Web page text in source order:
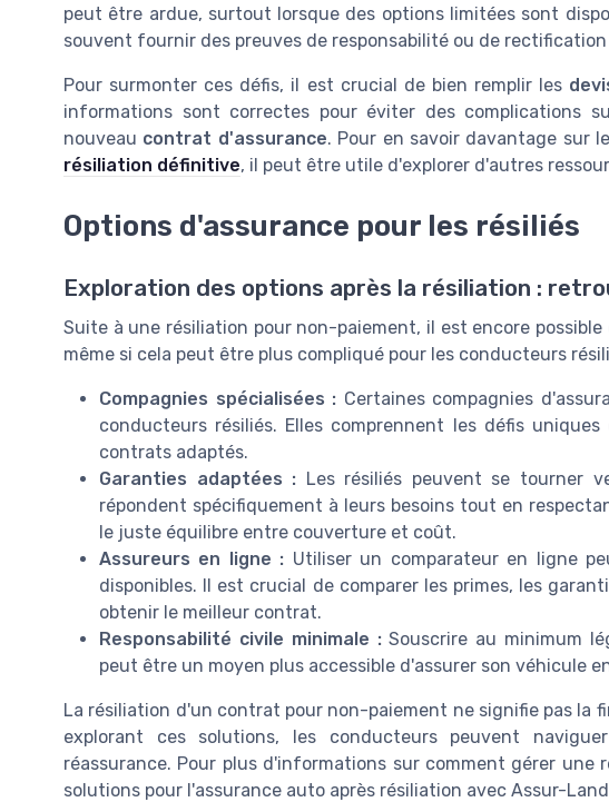
peut être ardue, surtout lorsque des options limitées sont
souvent fournir des preuves de responsabilité ou de
Pour surmonter ces défis, il est crucial de bien remplir les
informations sont correctes pour éviter des complications
nouveau contrat d'assurance. Pour en savoir davantage sur
résiliation définitive, il peut être utile d'explorer d'autres
Options d'assurance pour les résiliés
Exploration des options après la résiliation :
Suite à une résiliation pour non-paiement, il est encore
même si cela peut être plus compliqué pour les conducteurs
Compagnies spécialisées : Certaines compagnies
conducteurs résiliés. Elles comprennent les défis
contrats adaptés.
Garanties adaptées : Les résiliés peuvent se tourner
répondent spécifiquement à leurs besoins tout en
le juste équilibre entre couverture et coût.
Assureurs en ligne : Utiliser un comparateur en ligne
disponibles. Il est crucial de comparer les primes, les
obtenir le meilleur contrat.
Responsabilité civile minimale :Souscrire au minimum
peut être un moyen plus accessible d'assurer son véhicule
La résiliation d'un contrat pour non-paiement ne signifie pas la
explorant ces solutions, les conducteurs peuvent
réassurance. Pour plus d'informations sur comment gérer une
solutions pour l'assurance auto après résiliation avec Assur-